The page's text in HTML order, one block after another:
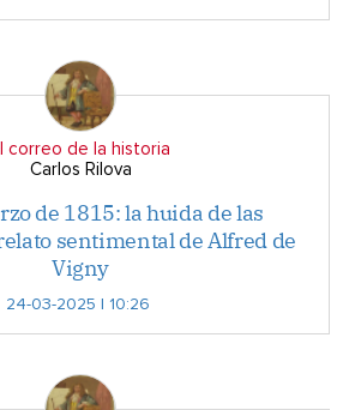
correo de la historia
Carlos Rilova
de 1815: la huida de las
sentimental de Alfred de
Vigny
24-03-2025 | 10:26